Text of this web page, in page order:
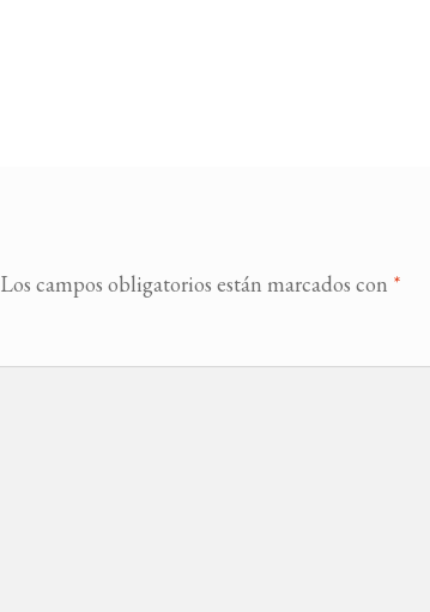
Los campos obligatorios están marcados con *